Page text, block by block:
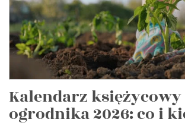
Kalendarz księżycowy
ogrodnika 2026: co i